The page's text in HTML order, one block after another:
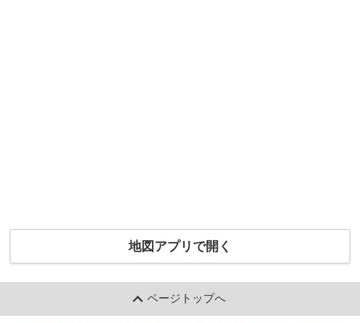
地図アプリで開く
ページトップへ